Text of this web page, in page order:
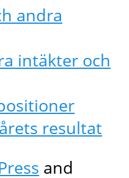
andra
intäkter och
resultat
and